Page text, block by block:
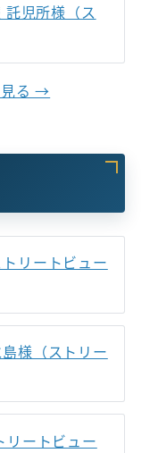
児所様（ス
見る →
リートビュー
様（ストリー
リートビュー